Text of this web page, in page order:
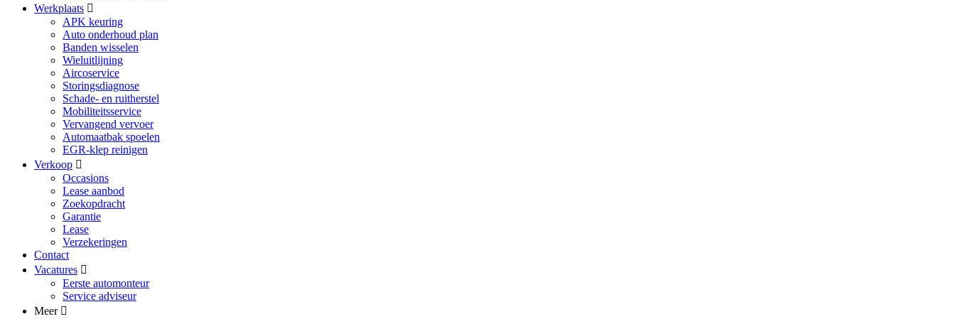
Werkplaats
APK keuring
Auto onderhoud plan
Banden wisselen
Wieluitlijning
Aircoservice
Storingsdiagnose
Schade- en ruitherstel
Mobiliteitsservice
Vervangend vervoer
Automaatbak spoelen
EGR-klep reinigen
Verkoop
Occasions
Lease aanbod
Zoekopdracht
Garantie
Lease
Verzekeringen
Contact
Vacatures
Eerste automonteur
Service adviseur
Meer